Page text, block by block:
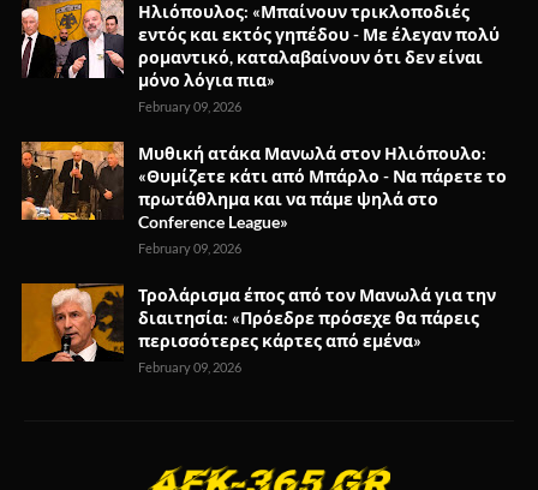
Ηλιόπουλος: «Μπαίνουν τρικλοποδιές
εντός και εκτός γηπέδου - Με έλεγαν πολύ
ρομαντικό, καταλαβαίνουν ότι δεν είναι
μόνο λόγια πια»
February 09, 2026
Μυθική ατάκα Μανωλά στον Ηλιόπουλο:
«Θυμίζετε κάτι από Μπάρλο - Να πάρετε το
πρωτάθλημα και να πάμε ψηλά στο
Conference League»
February 09, 2026
Τρολάρισμα έπος από τον Μανωλά για την
διαιτησία: «Πρόεδρε πρόσεχε θα πάρεις
περισσότερες κάρτες από εμένα»
February 09, 2026